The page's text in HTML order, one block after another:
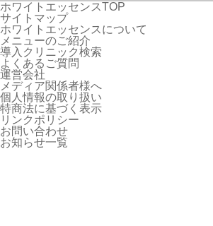
ホワイトエッセンスTOP
サイトマップ
ホワイトエッセンスについて
メニューのご紹介
導入クリニック検索
よくあるご質問
運営会社
メディア関係者様へ
個人情報の取り扱い
特商法に基づく表示
リンクポリシー
お問い合わせ
お知らせ一覧